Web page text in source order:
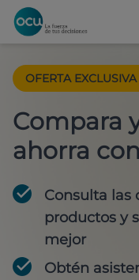
OFERTA EXCLUSIVA
Compara
ahorra
Consulta las
productos y
mejor
Obtén